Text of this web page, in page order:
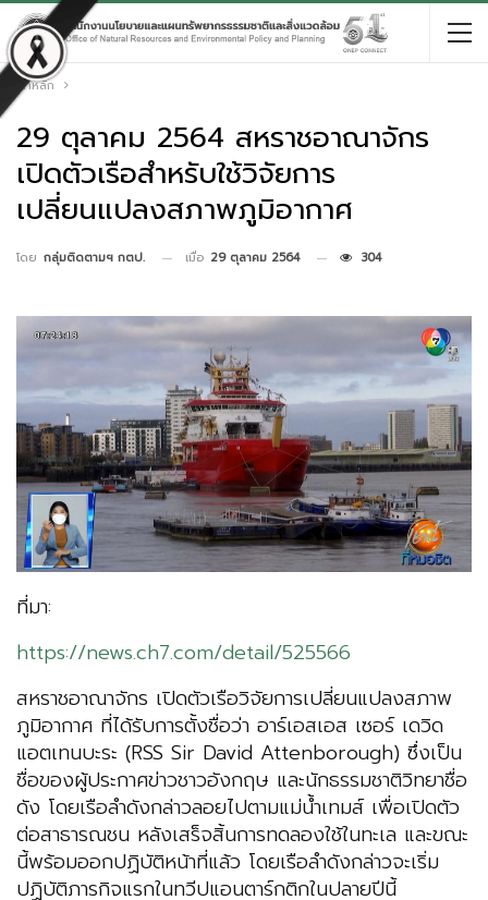
หน้าหลัก
29 ตุลาคม 2564 สหราชอาณาจักร
เปิดตัวเรือสำหรับใช้วิจัยการ
เปลี่ยนแปลงสภาพภูมิอากาศ
โดย กลุ่มติดตามฯ กตป. เมื่อ 29 ตุลาคม 2564 304
ที่มา:
https://news.ch7.com/detail/525566
สหราชอาณาจักร เปิดตัวเรือวิจัยการเปลี่ยนแปลงสภาพ
ภูมิอากาศ ที่ได้รับการตั้งชื่อว่า อาร์เอสเอส เซอร์ เดวิด
แอตเทนบะระ (RSS Sir David Attenborough) ซึ่งเป็น
ชื่อของผู้ประกาศข่าวชาวอังกฤษ และนักธรรมชาติวิทยาชื่อ
ดัง โดยเรือลำดังกล่าวลอยไปตามแม่น้ำเทมส์ เพื่อเปิดตัว
ต่อสาธารณชน หลังเสร็จสิ้นการทดลองใช้ในทะเล และขณะ
นี้พร้อมออกปฏิบัติหน้าที่แล้ว โดยเรือลำดังกล่าวจะเริ่ม
ปฏิบัติภารกิจแรกในทวีปแอนตาร์กติกในปลายปีนี้